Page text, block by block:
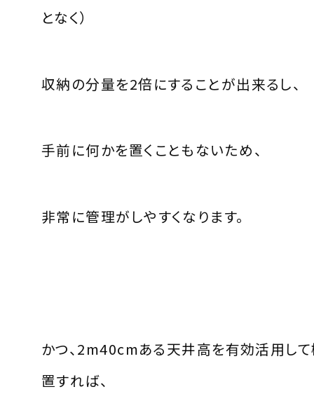
となく）
収納の分量を2倍にすることが出来るし、
手前に何かを置くこともないため、
非常に管理がしやすくなります。
かつ、2m40cmある天井高を有効活用し
置すれば、